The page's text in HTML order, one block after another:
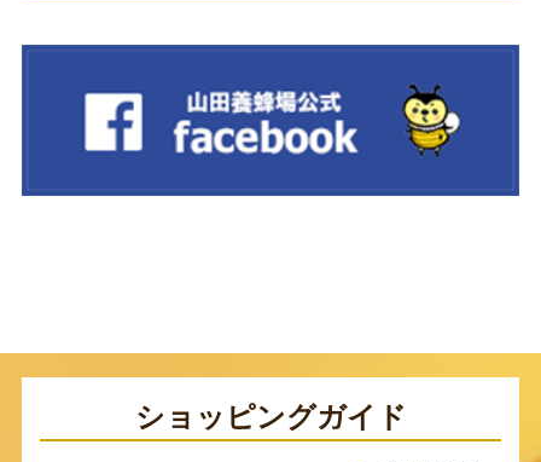
ショッピングガイド